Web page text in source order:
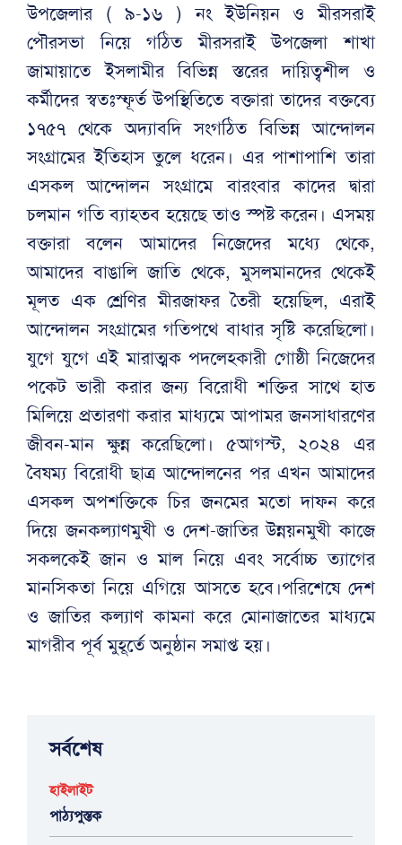
উপজেলার ( ৯-১৬ ) নং ইউনিয়ন ও মীরসরাই
পৌরসভা নিয়ে গঠিত মীরসরাই উপজেলা শাখা
জামায়াতে ইসলামীর বিভিন্ন স্তরের দায়িত্বশীল ও
কর্মীদের স্বতঃস্ফূর্ত উপস্থিতিতে বক্তারা তাদের বক্তব্যে
১৭৫৭ থেকে অদ্যাবদি সংগঠিত বিভিন্ন আন্দোলন
সংগ্রামের ইতিহাস তুলে ধরেন। এর পাশাপাশি তারা
এসকল আন্দোলন সংগ্রামে বারংবার কাদের দ্বারা
চলমান গতি ব্যাহতব হয়েছে তাও স্পষ্ট করেন। এসময়
বক্তারা বলেন আমাদের নিজেদের মধ্যে থেকে,
আমাদের বাঙালি জাতি থেকে, মুসলমানদের থেকেই
মূলত এক শ্রেণির মীরজাফর তৈরী হয়েছিল, এরাই
আন্দোলন সংগ্রামের গতিপথে বাধার সৃষ্টি করেছিলো।
যুগে যুগে এই মারাত্মক পদলেহকারী গোষ্ঠী নিজেদের
পকেট ভারী করার জন্য বিরোধী শক্তির সাথে হাত
মিলিয়ে প্রতারণা করার মাধ্যমে আপামর জনসাধারণের
জীবন-মান ক্ষুন্ন করেছিলো। ৫আগস্ট, ২০২৪ এর
বৈষম্য বিরোধী ছাত্র আন্দোলনের পর এখন আমাদের
এসকল অপশক্তিকে চির জনমের মতো দাফন করে
দিয়ে জনকল্যাণমুখী ও দেশ-জাতির উন্নয়নমুখী কাজে
সকলকেই জান ও মাল নিয়ে এবং সর্বোচ্চ ত্যাগের
মানসিকতা নিয়ে এগিয়ে আসতে হবে।পরিশেষে দেশ
ও জাতির কল্যাণ কামনা করে মোনাজাতের মাধ্যমে
মাগরীব পূর্ব মুহূর্তে অনুষ্ঠান সমাপ্ত হয়।
সর্বশেষ
হাইলাইট
পাঠ্যপুস্তক